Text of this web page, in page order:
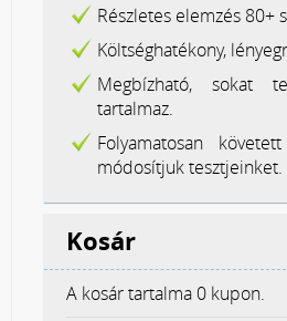
Részletes elemzés 80+
Költséghatékony,
Megbízható, sokat
tartalmaz.
Folyamatosan
módosítjuk tesztjeinket.
Kosár
A kosár tartalma 0 kupon.